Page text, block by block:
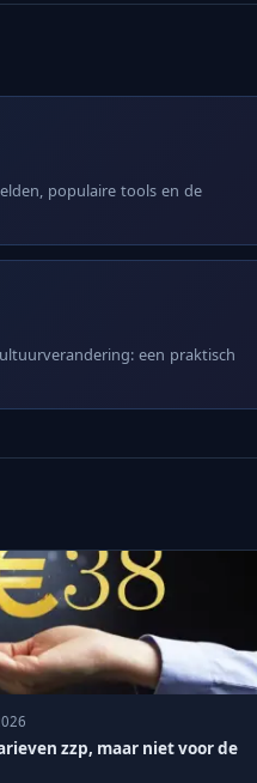
populaire tools en de
een praktisch
zzp, maar niet voor de